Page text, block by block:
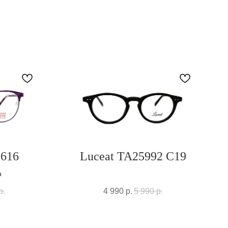
Luceat TA25992 C19
4 990 р. 5 990 р.